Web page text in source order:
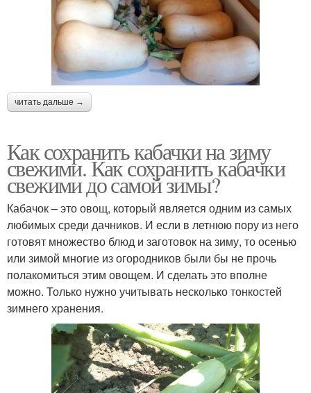
читать дальше →
Как сохранить кабачки на зиму
свежими. Как сохранить кабачки
свежими до самой зимы?
Кабачок – это овощ, который является одним из самых
любимых среди дачников. И если в летнюю пору из него
готовят множество блюд и заготовок на зиму, то осенью
или зимой многие из огородников были бы не прочь
полакомиться этим овощем. И сделать это вполне
можно. Только нужно учитывать несколько тонкостей
зимнего хранения.